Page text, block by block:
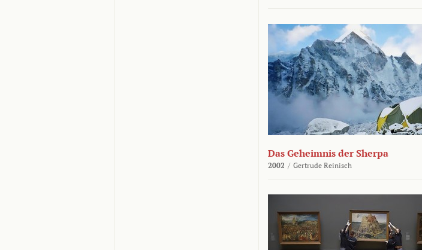
Das Geheimnis der Sherpa
2002 / Gertrude Reinisch